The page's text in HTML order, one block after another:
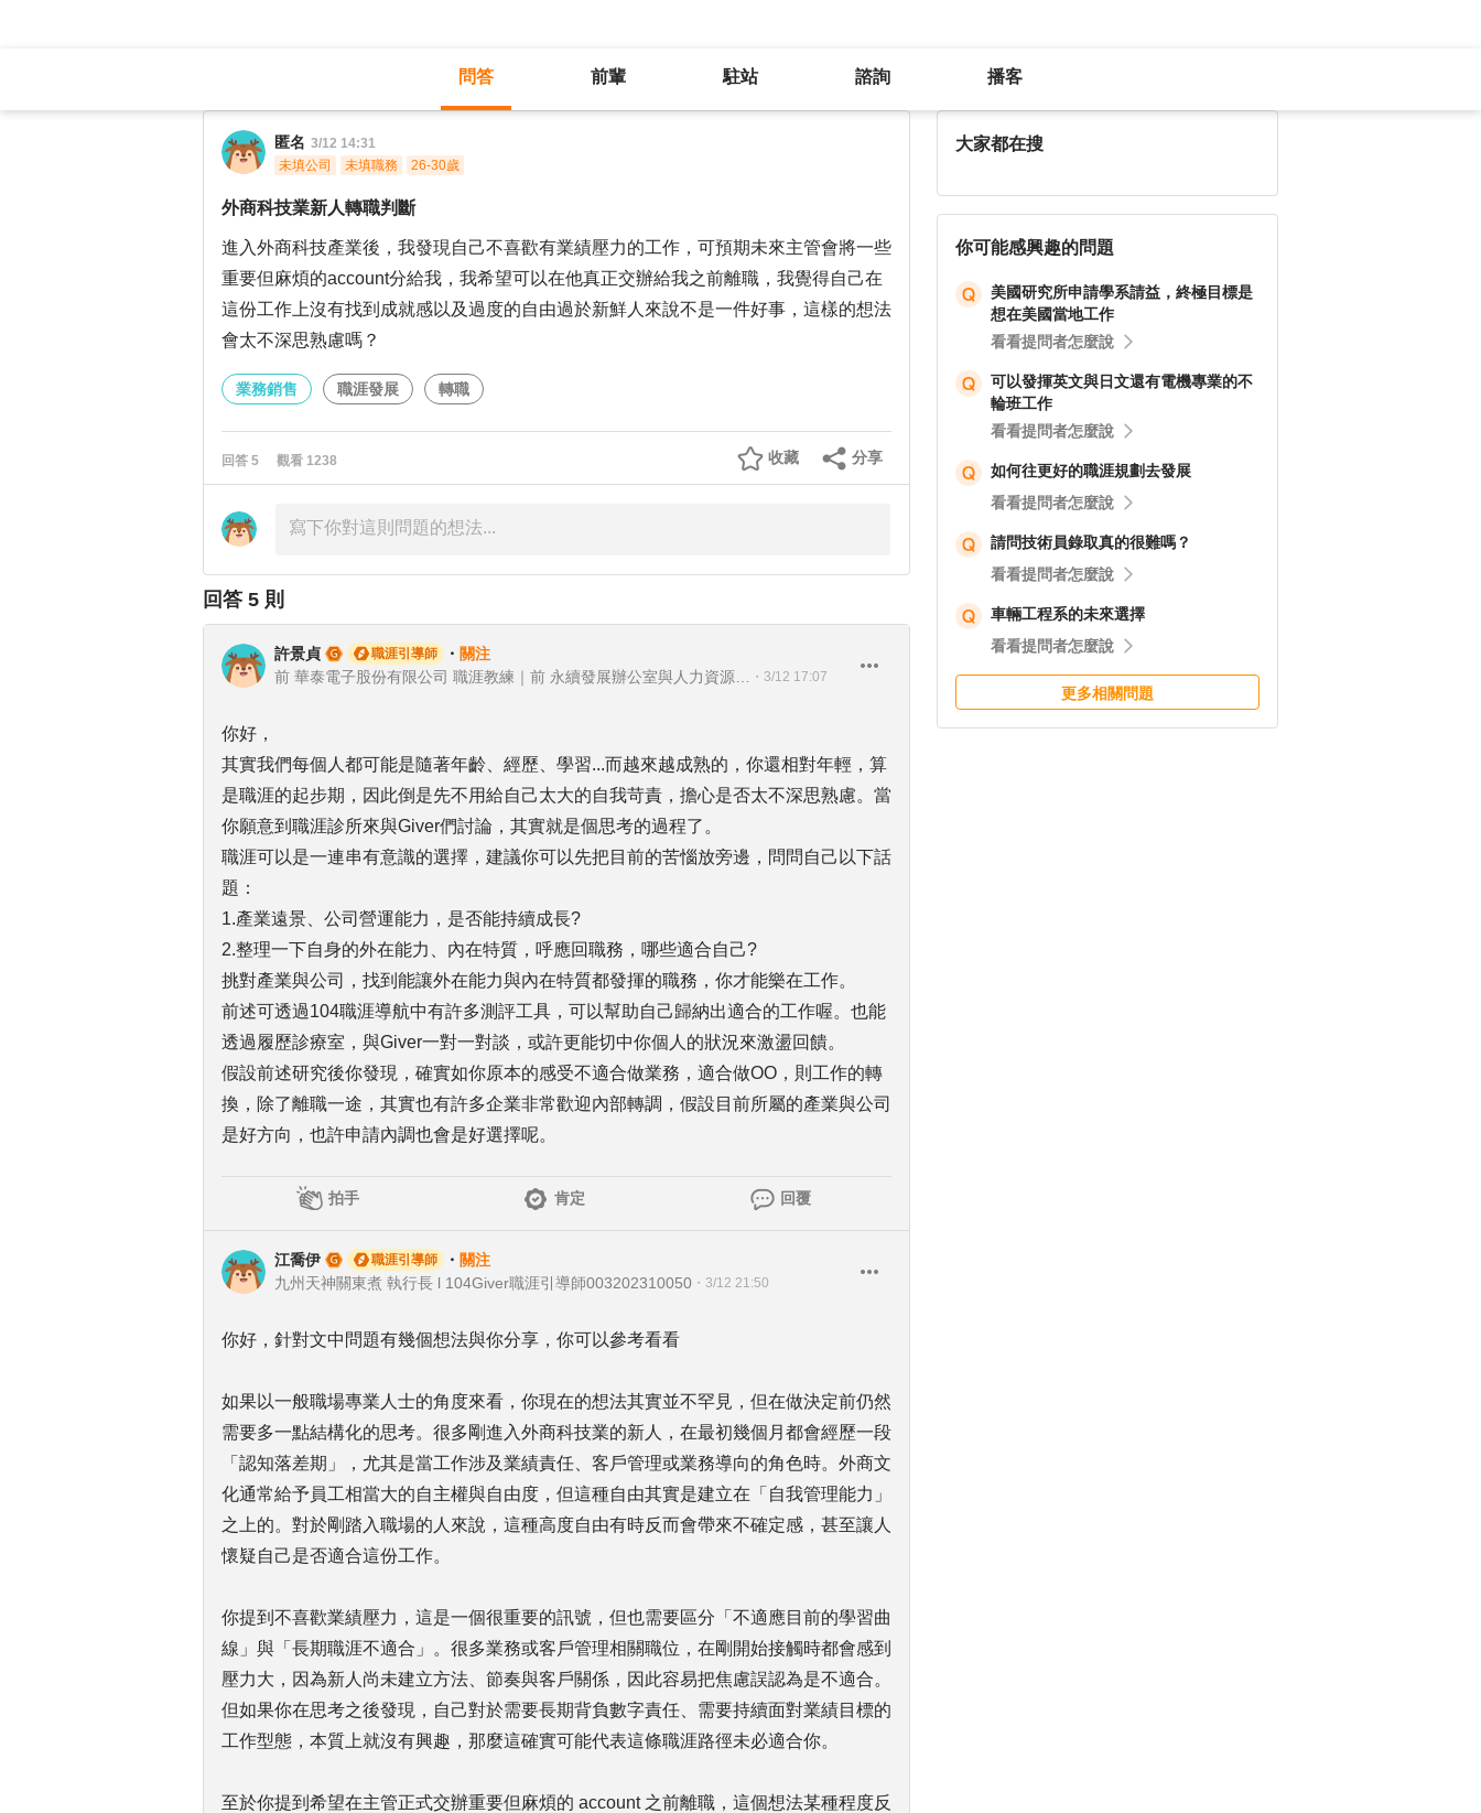
問答 前輩 駐站 諮詢 播客
匿名 3/12 14:31
未填公司
未填職務 26-30歲
外商科技業新人轉職判斷
進入外商科技產業後，我發現自己不喜歡有業績壓力的工作，可預期未來主管會將一些
重要但麻煩的account分給我，我希望可以在他真正交辦給我之前離職，我覺得自己在
這份工作上沒有找到成就感以及過度的自由過於新鮮人來說不是一件好事，這樣的想法
會太不深思熟慮嗎？
業務銷售 職涯發展 轉職
回答 5 觀看 1238 分享
收藏
回答 5 則
許景貞 職涯引導師 ・ 關注
・ 3/12 17:07
你好，
其實我們每個人都可能是隨著年齡、經歷、學習...而越來越成熟的，你還相對年輕，算
是職涯的起步期，因此倒是先不用給自己太大的自我苛責，擔心是否太不深思熟慮。當
你願意到職涯診所來與Giver們討論，其實就是個思考的過程了。
職涯可以是一連串有意識的選擇，建議你可以先把目前的苦惱放旁邊，問問自己以下話
題：
1.產業遠景、公司營運能力，是否能持續成長?
2.整理一下自身的外在能力、內在特質，呼應回職務，哪些適合自己?
挑對產業與公司，找到能讓外在能力與內在特質都發揮的職務，你才能樂在工作。
前述可透過104職涯導航中有許多測評工具，可以幫助自己歸納出適合的工作喔。也能
透過履歷診療室，與Giver一對一對談，或許更能切中你個人的狀況來激盪回饋。
假設前述研究後你發現，確實如你原本的感受不適合做業務，適合做OO，則工作的轉
換，除了離職一途，其實也有許多企業非常歡迎內部轉調，假設目前所屬的產業與公司
是好方向，也許申請內調也會是好選擇呢。
拍手 肯定 回覆
江喬伊 職涯引導師 ・ 關注
九州天神關東煮 執行長 l 104Giver職涯引導師003202310050 ・ 3/12 21:50
你好，針對文中問題有幾個想法與你分享，你可以參考看看
如果以一般職場專業人士的角度來看，你現在的想法其實並不罕見，但在做決定前仍然
需要多一點結構化的思考。很多剛進入外商科技業的新人，在最初幾個月都會經歷一段
「認知落差期」，尤其是當工作涉及業績責任、客戶管理或業務導向的角色時。外商文
化通常給予員工相當大的自主權與自由度，但這種自由其實是建立在「自我管理能力」
之上的。對於剛踏入職場的人來說，這種高度自由有時反而會帶來不確定感，甚至讓人
懷疑自己是否適合這份工作。
你提到不喜歡業績壓力，這是一個很重要的訊號，但也需要區分「不適應目前的學習曲
線」與「長期職涯不適合」。很多業務或客戶管理相關職位，在剛開始接觸時都會感到
壓力大，因為新人尚未建立方法、節奏與客戶關係，因此容易把焦慮誤認為是不適合。
但如果你在思考之後發現，自己對於需要長期背負數字責任、需要持續面對業績目標的
工作型態，本質上就沒有興趣，那麼這確實可能代表這條職涯路徑未必適合你。
至於你提到希望在主管正式交辦重要但麻煩的 account 之前離職，這個想法某種程度反
大家都在搜
你可能感興趣的問題
美國研究所申請學系請益，終極目標是
想在美國當地工作
看看提問者怎麼說
可以發揮英文與日文還有電機專業的不
輪班工作
看看提問者怎麼說
如何往更好的職涯規劃去發展
看看提問者怎麼說
請問技術員錄取真的很難嗎？
看看提問者怎麼說
車輛工程系的未來選擇
看看提問者怎麼說
更多相關問題